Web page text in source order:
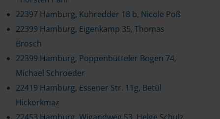
22397 Hamburg, Kuhredder 18 b, Nicole Poß
22399 Hamburg, Eigenkamp 35, Thomas
Brosch
22399 Hamburg, Poppenbütteler Bogen 74,
Michael Schroeder
22419 Hamburg, Essener Str. 11g, Betül
Hickorkmaz